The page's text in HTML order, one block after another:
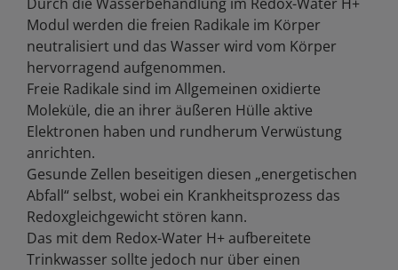
Modul werden die freien Radikale im Körper
neutralisiert und das Wasser wird vom Körper
hervorragend aufgenommen.
Freie Radikale sind im Allgemeinen oxidierte
Moleküle, die an ihrer äußeren Hülle aktive
Elektronen haben und rundherum Verwüstung
anrichten.
Gesunde Zellen beseitigen diesen „energetischen
Abfall“ selbst, wobei ein Krankheitsprozess das
Redoxgleichgewicht stören kann.
Das mit dem Redox-Water H+ aufbereitete
Trinkwasser sollte jedoch nur über einen